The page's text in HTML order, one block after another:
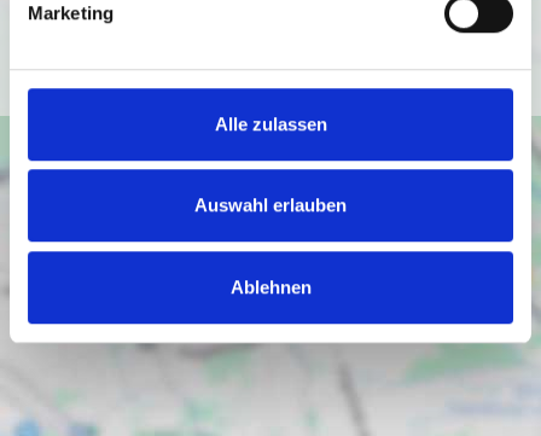
Marketing
Alle zulassen
Auswahl erlauben
Ablehnen